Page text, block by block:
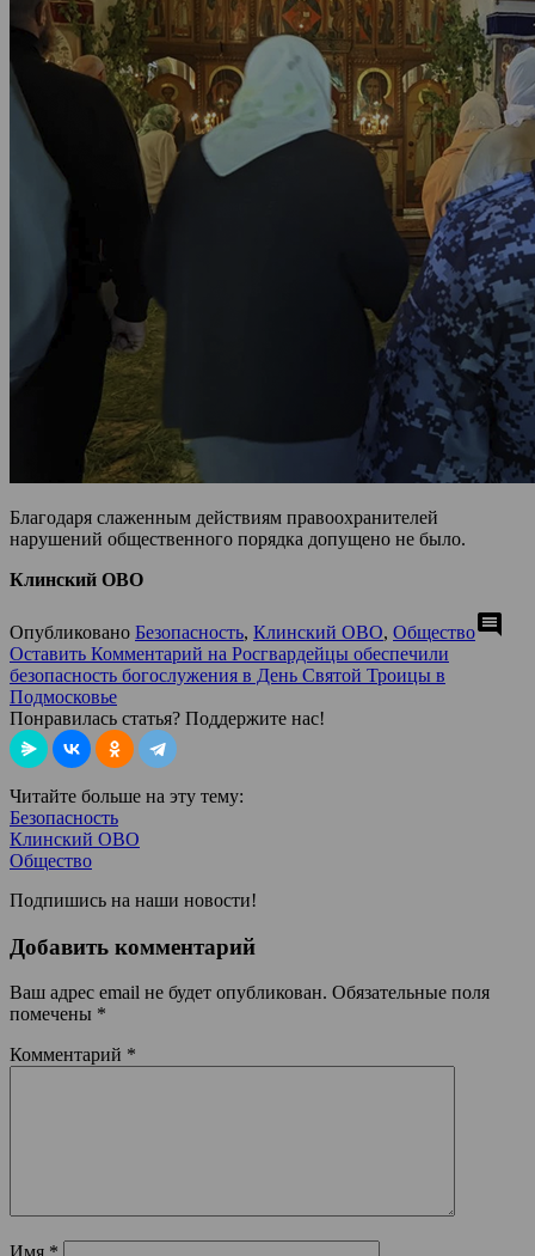
Благодаря слаженным действиям правоохранителей
нарушений общественного порядка допущено не было.
Клинский ОВО
Опубликовано Безопасность, Клинский ОВО, Обществоcomment
Оставить Комментарий на Росгвардейцы обеспечили
безопасность богослужения в День Святой Троицы в
Подмосковье
Понравилась статья? Поддержите нас!
Читайте больше на эту тему:
Безопасность
Клинский ОВО
Общество
Подпишись на наши новости!
Добавить комментарий
Ваш адрес email не будет опубликован. Обязательные поля
помечены *
Комментарий *